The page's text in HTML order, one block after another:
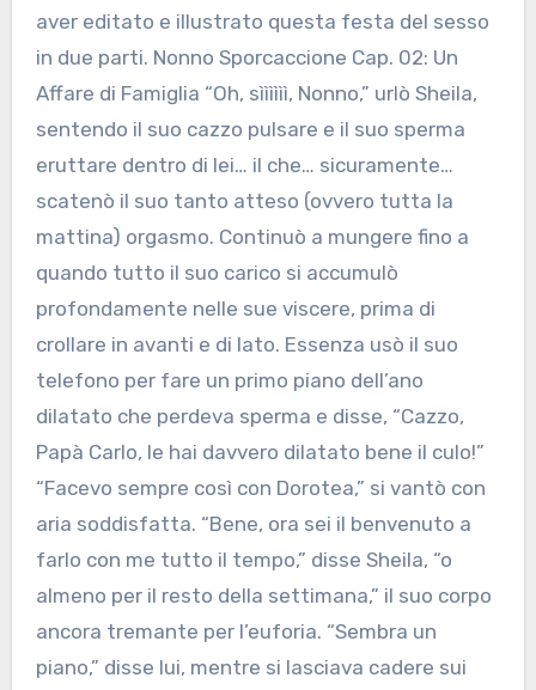
aver editato e illustrato questa festa del sesso
in due parti. Nonno Sporcaccione Cap. 02: Un
Affare di Famiglia “Oh, sìììììì, Nonno,” urlò Sheila,
sentendo il suo cazzo pulsare e il suo sperma
eruttare dentro di lei… il che… sicuramente…
scatenò il suo tanto atteso (ovvero tutta la
mattina) orgasmo. Continuò a mungere fino a
quando tutto il suo carico si accumulò
profondamente nelle sue viscere, prima di
crollare in avanti e di lato. Essenza usò il suo
telefono per fare un primo piano dell’ano
dilatato che perdeva sperma e disse, “Cazzo,
Papà Carlo, le hai davvero dilatato bene il culo!”
“Facevo sempre così con Dorotea,” si vantò con
aria soddisfatta. “Bene, ora sei il benvenuto a
farlo con me tutto il tempo,” disse Sheila, “o
almeno per il resto della settimana,” il suo corpo
ancora tremante per l’euforia. “Sembra un
piano,” disse lui, mentre si lasciava cadere sui